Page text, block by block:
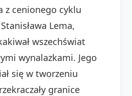
z cenionego cyklu
Lema,
wszechświat
wynalazkami. Jego
się w tworzeniu
granice